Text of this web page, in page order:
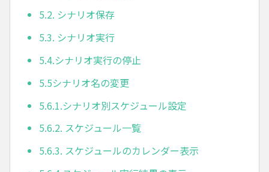
5.2. シナリオ保存
5.3. シナリオ実行
5.4.シナリオ実行の停止
5.5シナリオ名の変更
5.6.1.シナリオ別スケジュール設定
5.6.2. スケジュール一覧
5.6.3. スケジュールのカレンダー表示